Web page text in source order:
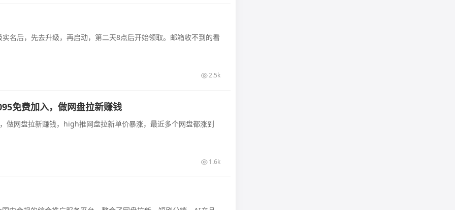
名后，先去升级，再启动，第二天8点后开始领取。邮箱收不到的看
2.5k
免费加入，做网盘拉新赚钱
网盘拉新赚钱，high推网盘拉新单价暴涨，最近多个网盘都涨到
1.6k